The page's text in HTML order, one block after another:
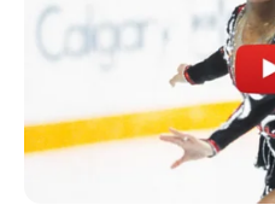
Ο πόλεμος στην Ουκρανία
περνάει στην πολύ
σημαντική αλλά και
επικίνδυνη δεύτερη...